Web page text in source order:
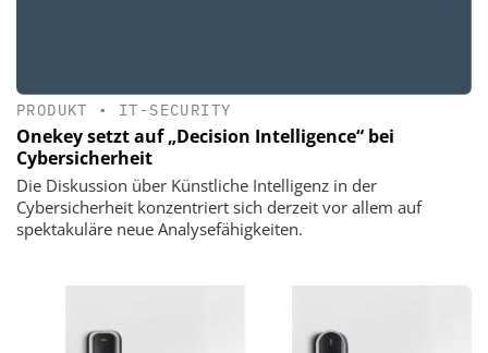
PRODUKT • IT-SECURITY
Onekey setzt auf „Decision Intelligence“ bei
Cybersicherheit
Die Diskussion über Künstliche Intelligenz in der
Cybersicherheit konzentriert sich derzeit vor allem auf
spektakuläre neue Analysefähigkeiten.